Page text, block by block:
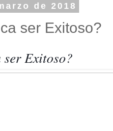
de 2018
ser Exitoso?
ser Exitoso?